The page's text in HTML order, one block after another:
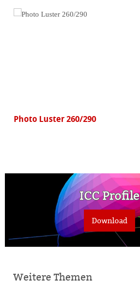
Photo Luster 260/290
ICC Profile
Download
Weitere Themen